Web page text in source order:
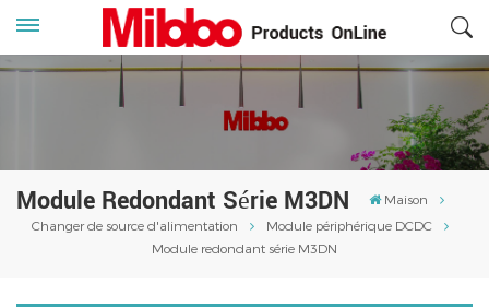
Module Redondant Série M3DN
Maison
Changer de source d'alimentation
Module périphérique DCDC
Module redondant série M3DN